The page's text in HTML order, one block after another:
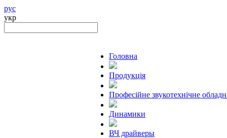
рус
укр
Головна
Продукцiя
Професійне звукотехнічне
Динамики
ВЧ драйверы